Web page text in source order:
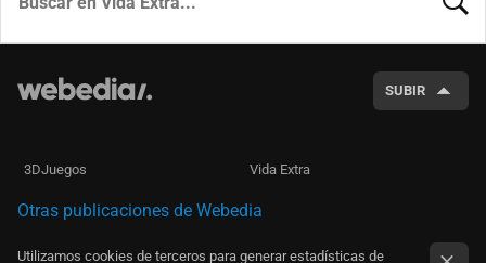
SUBIR
3DJuegos Vida Extra
Otras publicaciones de Webedia
Utilizamos cookies de terceros para generar estadísticas de